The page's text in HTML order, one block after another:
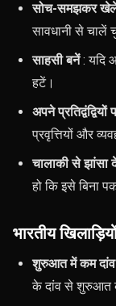
सोच-समझकर
सावधानी से चालें
साहसी बनें: यदि
हटें।
अपने
प्रवृत्तियों और
चालाकी से झांसा
हो कि इसे बिना
भारतीय
शुरुआत में कम दांव
के दांव से शुरुआत